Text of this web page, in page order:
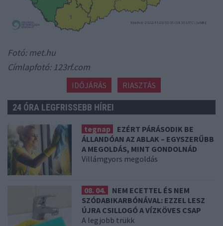
Fotó: met.hu
Címlapfotó: 123rf.com
IDŐJÁRÁS RIASZTÁS
24 ÓRA LEGFRISSEBB HÍREI
tegnap
EZÉRT PÁRÁSODIK BE
ÁLLANDÓAN AZ ABLAK – EGYSZERŰBB
A MEGOLDÁS, MINT GONDOLNÁD
Villámgyors megoldás
08. 04.
NEM ECETTEL ÉS NEM
SZÓDABIKARBÓNÁVAL: EZZEL LESZ
ÚJRA CSILLOGÓ A VÍZKÖVES CSAP
A legjobb trükk